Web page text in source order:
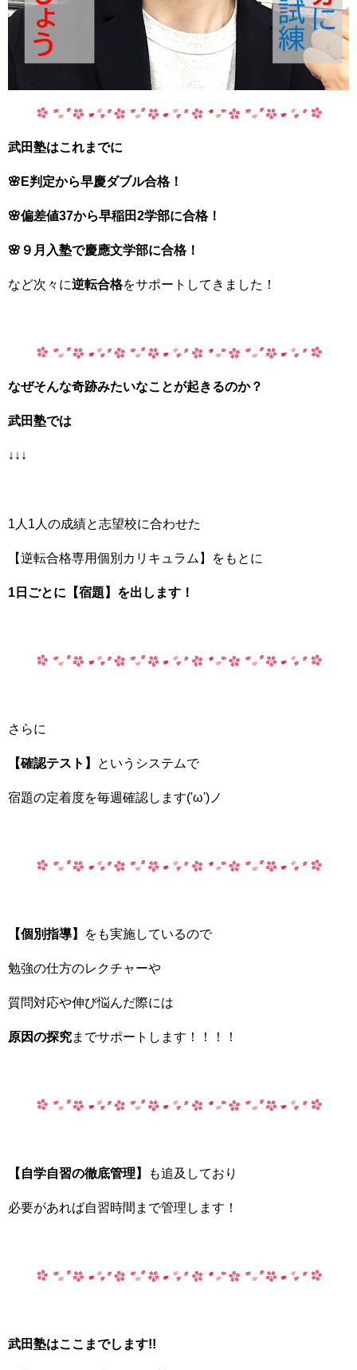
武田塾はこれまでに
🌸E判定から早慶ダブル合格！
🌸偏差値37から早稲田2学部に合格！
🌸９月入塾で慶應文学部に合格！
など次々に逆転合格をサポートしてきました！
なぜそんな奇跡みたいなことが起きるのか？
武田塾では
↓↓↓
1人1人の成績と志望校に合わせた
【逆転合格専用個別カリキュラム】をもとに
1日ごとに【宿題】を出します！
さらに
【確認テスト】 というシステムで
宿題の定着度を毎週確認します('ω')ノ
【個別指導】 をも実施しているので
勉強の仕方のレクチャーや
質問対応や伸び悩んだ際には
原因の探究までサポートします！！！！
【自学自習の徹底管理】 も追及しており
必要があれば自習時間まで管理します！
武田塾はここまでします!!